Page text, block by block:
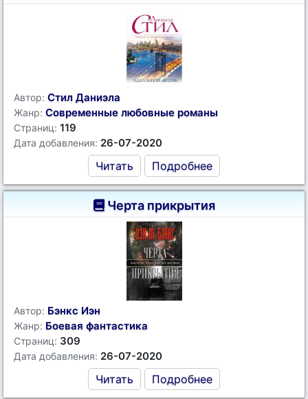
Автор: Стил Даниэла
Жанр: Современные любовные романы
Страниц: 119
Дата добавления: 26-07-2020
Читать Подробнее
Черта прикрытия
Автор: Бэнкс Иэн
Жанр: Боевая фантастика
Страниц: 309
Дата добавления: 26-07-2020
Читать Подробнее